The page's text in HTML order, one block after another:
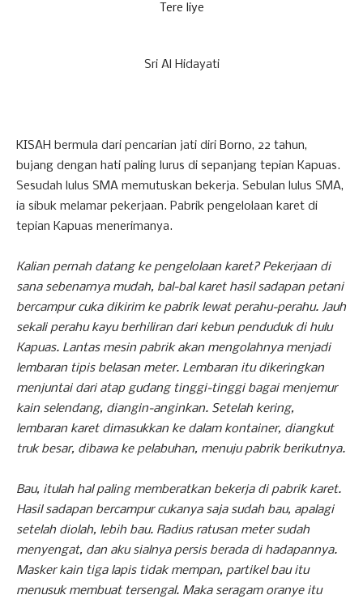
Tere liye
Sri Al Hidayati
KISAH bermula dari pencarian jati diri Borno, 22 tahun,
bujang dengan hati paling lurus di sepanjang tepian Kapuas.
Sesudah lulus SMA memutuskan bekerja. Sebulan lulus SMA,
ia sibuk melamar pekerjaan. Pabrik pengelolaan karet di
tepian Kapuas menerimanya.
Kalian pernah datang ke pengelolaan karet? Pekerjaan di
sana sebenarnya mudah, bal-bal karet hasil sadapan petani
bercampur cuka dikirim ke pabrik lewat perahu-perahu. Jauh
sekali perahu kayu berhiliran dari kebun penduduk di hulu
Kapuas. Lantas mesin pabrik akan mengolahnya menjadi
lembaran tipis belasan meter. Lembaran itu dikeringkan
menjuntai dari atap gudang tinggi-tinggi bagai menjemur
kain selendang, diangin-anginkan. Setelah kering,
lembaran karet dimasukkan ke dalam kontainer, diangkut
truk besar, dibawa ke pelabuhan, menuju pabrik berikutnya.
Bau, itulah hal paling memberatkan bekerja di pabrik karet.
Hasil sadapan bercampur cukanya saja sudah bau, apalagi
setelah diolah, lebih bau. Radius ratusan meter sudah
menyengat, dan aku sialnya persis berada di hadapannya.
Masker kain tiga lapis tidak mempan, partikel bau itu
menusuk membuat tersengal. Maka seragam oranye itu